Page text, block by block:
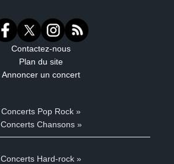
Contactez-nous
Plan du site
Annoncer un concert
Concerts Pop Rock »
Concerts Chansons »
Concerts Hard-rock »